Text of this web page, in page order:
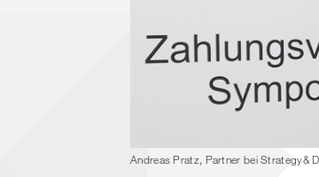
Andreas Pratz, Partner bei Strategy&